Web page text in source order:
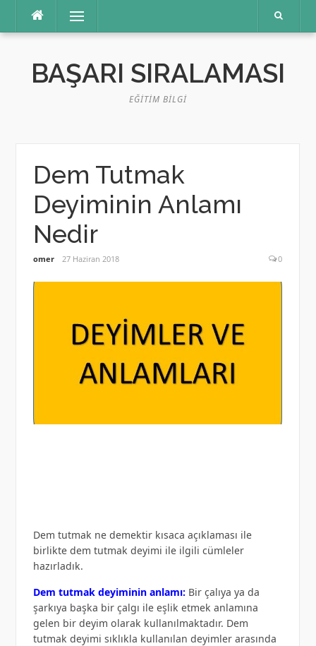
Menü
BAŞARI SIRALAMASI
EĞITIM BILGI
Dem Tutmak
Deyiminin Anlamı
Nedir
omer 27 Haziran 2018 0
Dem tutmak ne demektir kısaca açıklaması ile
birlikte dem tutmak deyimi ile ilgili cümleler
hazırladık.
Dem tutmak deyiminin anlamı: Bir çalıya ya da
şarkıya başka bir çalgı ile eşlik etmek anlamına
gelen bir deyim olarak kullanılmaktadır. Dem
tutmak deyimi sıklıkla kullanılan deyimler arasında